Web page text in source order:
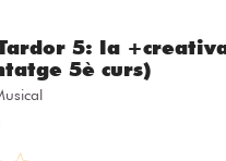
5: la
5è curs)